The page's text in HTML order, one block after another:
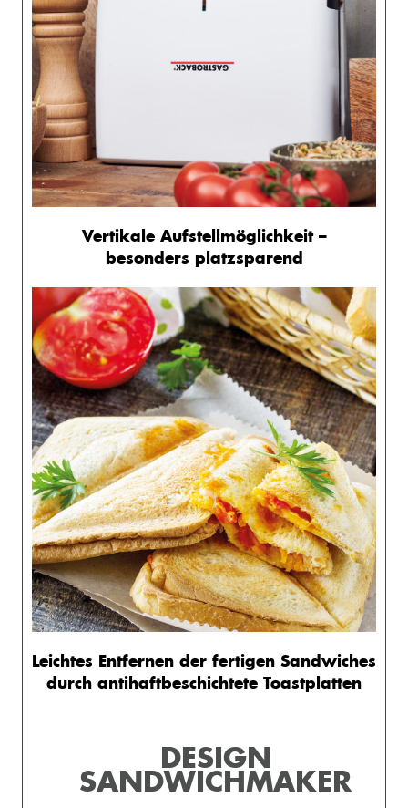
Vertikale Aufstellmöglichkeit –
besonders platzsparend
Leichtes Entfernen der fertigen Sandwiches
durch antihaftbeschichtete Toastplatten
DESIGN
SANDWICHMAKER